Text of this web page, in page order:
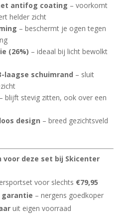
antifog coating – voorkomt
helder zicht
– beschermt je ogen tegen
(26%) – ideaal bij licht bewolkt
laagse schuimrand – sluit
– blijft stevig zitten, ook over een
design – breed gezichtsveld
voor deze set bij Skicenter
voor slechts €79,95
garantie – nergens goedkoper
uit eigen voorraad